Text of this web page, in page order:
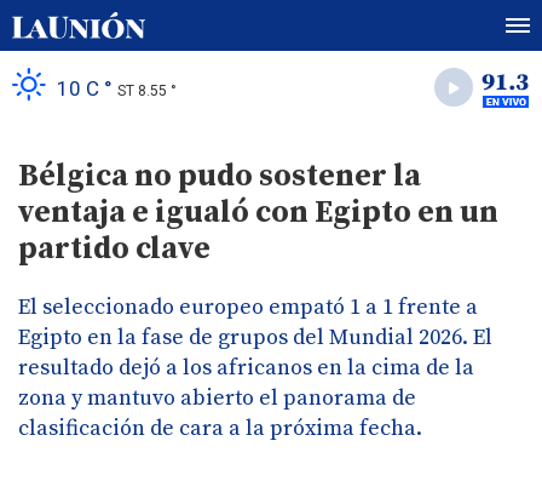
10 C ° ST 8.55 °
Bélgica no pudo sostener la
ventaja e igualó con Egipto en un
partido clave
El seleccionado europeo empató 1 a 1 frente a
Egipto en la fase de grupos del Mundial 2026. El
resultado dejó a los africanos en la cima de la
zona y mantuvo abierto el panorama de
clasificación de cara a la próxima fecha.